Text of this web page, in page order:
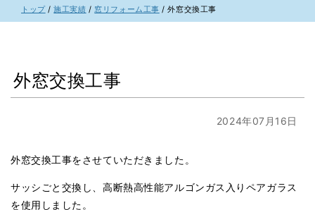
現
在
トップ/施工実績 / 窓リフォーム工事 /外窓交換工事
外窓交換工事
2024年07月16日
外窓交換工事をさせていただきました。
サッシごと交換し、高断熱高性能アルゴンガス入りペアガラス
を使用しました。